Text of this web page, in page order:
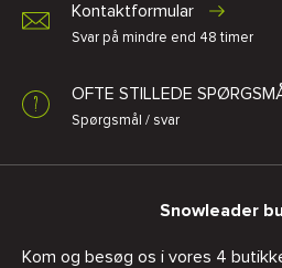
Kontaktformular
Svar på mindre end 48 timer
OFTE STILLEDE
Spørgsmål / svar
Snowleader
Kom og besøg os i vores 4